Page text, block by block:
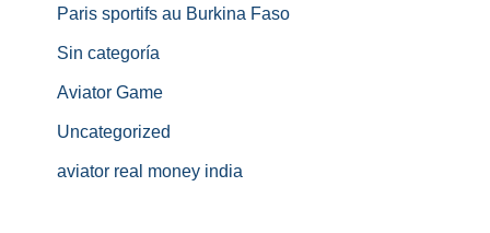
Paris sportifs au Burkina Faso
Sin categoría
Aviator Game
Uncategorized
aviator real money india